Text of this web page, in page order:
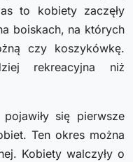
to kobiety zaczęły
boiskach, na których
czy koszykówkę.
rekreacyjna niż
pojawiły się pierwsze
Ten okres można
Kobiety walczyły o